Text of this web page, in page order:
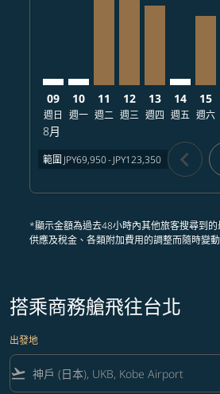
09
週日
8月
10
週一
11
週二
12
週三
13
週四
14
週五
15
週六
範圍 JPY69,950- JPY123,350 chevron_left
*顯示金額為過去48小時內其他旅客搜尋到
供應及稅金、各類附加費用的調整而隨時變動
搭乘商務艙飛往台北
出發地
flight_takeoff